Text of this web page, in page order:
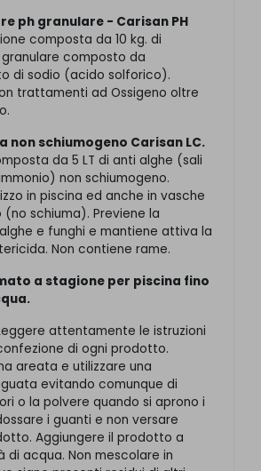
ph granulare - Carisan PH
composta da 10 kg. di
composto da
di sodio (acido solforico).
trattamenti ad Ossigeno oltre
non schiumogeno Carisan LC.
da 5 LT di anti alghe (sali
non schiumogeno.
in piscina ed anche in vasche
schiuma). Previene la
e funghi e mantiene attiva la
Non contiene rame.
a stagione per piscina fino
attentamente le istruzioni
di ogni prodotto.
areata e utilizzare una
evitando comunque di
o la polvere quando si aprono i
i guanti e non versare
Aggiungere il prodotto a
di acqua. Non mescolare in